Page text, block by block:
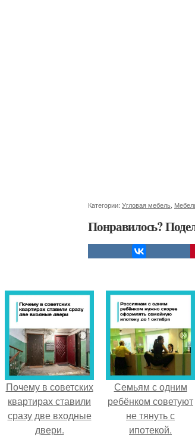
Категории: Угловая мебель
Понравилось?
Почему в советских
квартирах ставили
сразу две входные
двери.
Семьям с одним
ребёнком советуют
не тянуть с
ипотекой.